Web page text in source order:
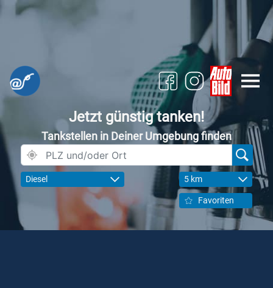
Jetzt günstig tanken!
Tankstellen in Deiner Umgebung finden
Diesel 5 km
Favoriten